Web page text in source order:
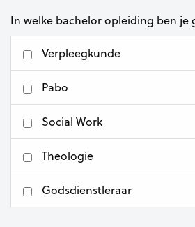
In welke bachelor opleiding ben je
Verpleegkunde
Pabo
Social Work
Theologie
Godsdienstleraar